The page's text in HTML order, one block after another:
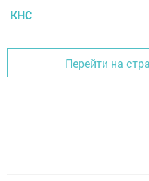
КНС
Перейти на